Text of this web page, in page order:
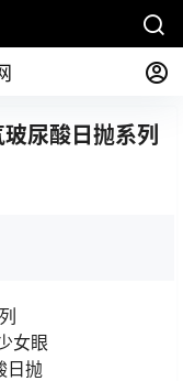
尿酸日抛系列
女眼
日抛